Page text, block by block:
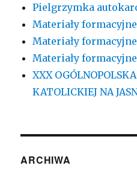
Pielgrzymka
Materiały
Materiały
Materiały
XXX
KATOLICKIEJ NA
ARCHIWA